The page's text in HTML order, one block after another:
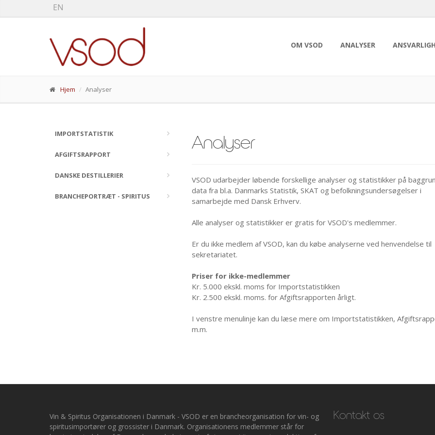
EN
OM VSOD ANALYSER
Hjem Analyser
IMPORTSTATISTIK
AFGIFTSRAPPORT
DANSKE DESTILLERIER
BRANCHEPORTRÆT - SPIRITUS
Analyser
VSOD udarbejder løbende forskellige analyser og statistikker på
data fra bl.a. Danmarks Statistik, SKAT og befolkningsundersøgelser i
samarbejde med Dansk Erhverv.
Alle analyser og statistikker er gratis for VSOD's medlemmer.
Er du ikke medlem af VSOD, kan du købe analyserne ved henvendelse til
sekretariatet.
Priser for ikke-medlemmer
Kr. 5.000 ekskl. moms for Importstatistikken
Kr. 2.500 ekskl. moms. for Afgiftsrapporten årligt.
I venstre menulinje kan du læse mere om Importstatistikken,
m.m.
Vin & Spiritus Organisationen i Danmark - VSOD er en brancheorganisation for vin- og
spiritusimportører og grossister i Danmark. Organisationens medlemmer står for
Kontakt os